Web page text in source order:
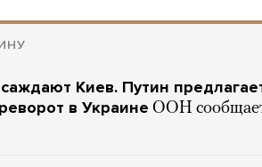
Киев. Путин
в Украине ООН